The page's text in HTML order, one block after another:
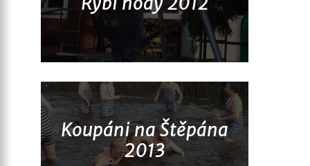
Koupáni na Štěpána
2013